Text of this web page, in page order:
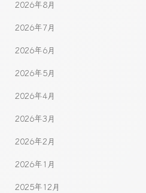
2026年8月
2026年7月
2026年6月
2026年5月
2026年4月
2026年3月
2026年2月
2026年1月
2025年12月